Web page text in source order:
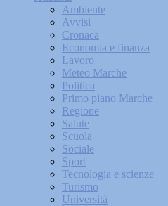
Ambiente
Avvisi
Cronaca
Economia e finanza
Lavoro
Meteo Marche
Politica
Primo piano Marche
Regione
Salute
Scuola
Sociale
Sport
Tecnologia e scienze
Turismo
Università